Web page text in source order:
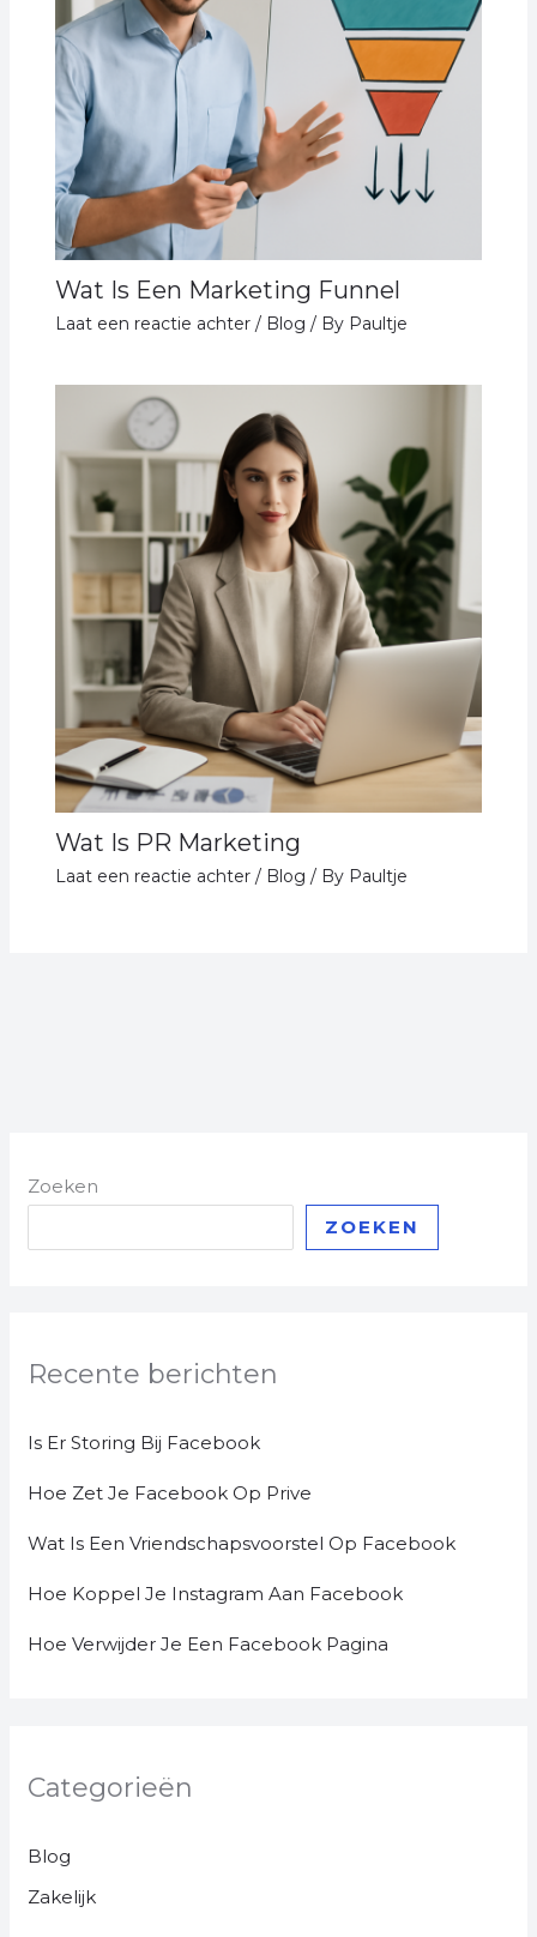
Wat Is Een Marketing Funnel
Laat een reactie achter / Blog / By Paultje
Wat Is PR Marketing
Laat een reactie achter / Blog / By Paultje
Zoeken
ZOEKEN
Recente berichten
Is Er Storing Bij Facebook
Hoe Zet Je Facebook Op Prive
Wat Is Een Vriendschapsvoorstel Op Facebook
Hoe Koppel Je Instagram Aan Facebook
Hoe Verwijder Je Een Facebook Pagina
Categorieën
Blog
Zakelijk